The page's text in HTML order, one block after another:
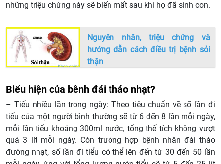
những triệu chứng này sẽ biến mất sau khi họ đã sinh con.
Nguyên nhân, triệu chứng và
hướng dẫn cách điều trị bệnh sỏi
thận
Biểu hiện của bênh đái tháo nhạt?
– Tiểu nhiều lần trong ngày: Theo tiêu chuẩn về số lần đi
tiểu của một người bình thường sẽ từ 6 đến 8 lần mỗi ngày,
mỗi lần tiểu khoảng 300ml nước, tổng thể tích không vượt
quá 3 lít mỗi ngày. Còn trường hợp bệnh nhân đái tháo
đường nhạt, số lần đi tiểu có thể lên đến từ 30 đến 50 lần